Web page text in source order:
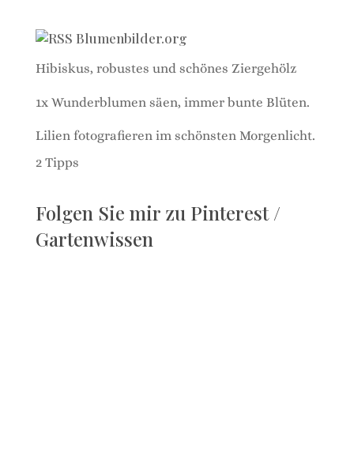
Blumenbilder.org
Hibiskus, robustes und schönes Ziergehölz
1x Wunderblumen säen, immer bunte Blüten.
Lilien fotografieren im schönsten Morgenlicht.
2 Tipps
Folgen Sie mir zu Pinterest /
Gartenwissen